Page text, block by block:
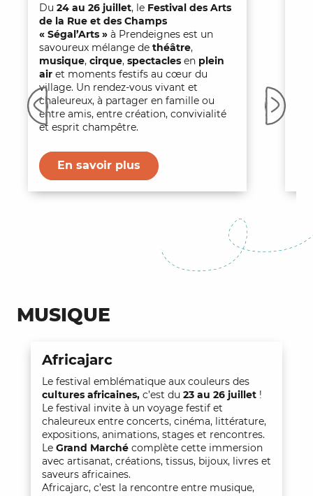
Du 24 au 26 juillet, le Festival des Arts
de la Rue et des Champs
« Ségal’Arts » à Prendeignes est un
savoureux mélange de théâtre,
musique, cirque, spectacles en plein
air et moments festifs au cœur du
village. Un rendez-vous vivant et
chaleureux, à partager en famille ou
entre amis, entre création, convivialité
et esprit champêtre.
En savoir plus
MUSIQUE
Africajarc
Le festival emblématique aux couleurs des
cultures africaines, c’est du 23 au 26 juillet !
Le festival invite à un voyage festif et
chaleureux entre concerts, cinéma, littérature,
expositions, animations, stages et rencontres.
Le Grand Marché complète cette immersion
avec artisanat, créations, tissus, bijoux, livres et
saveurs africaines.
Africajarc, c’est la rencontre entre musique,